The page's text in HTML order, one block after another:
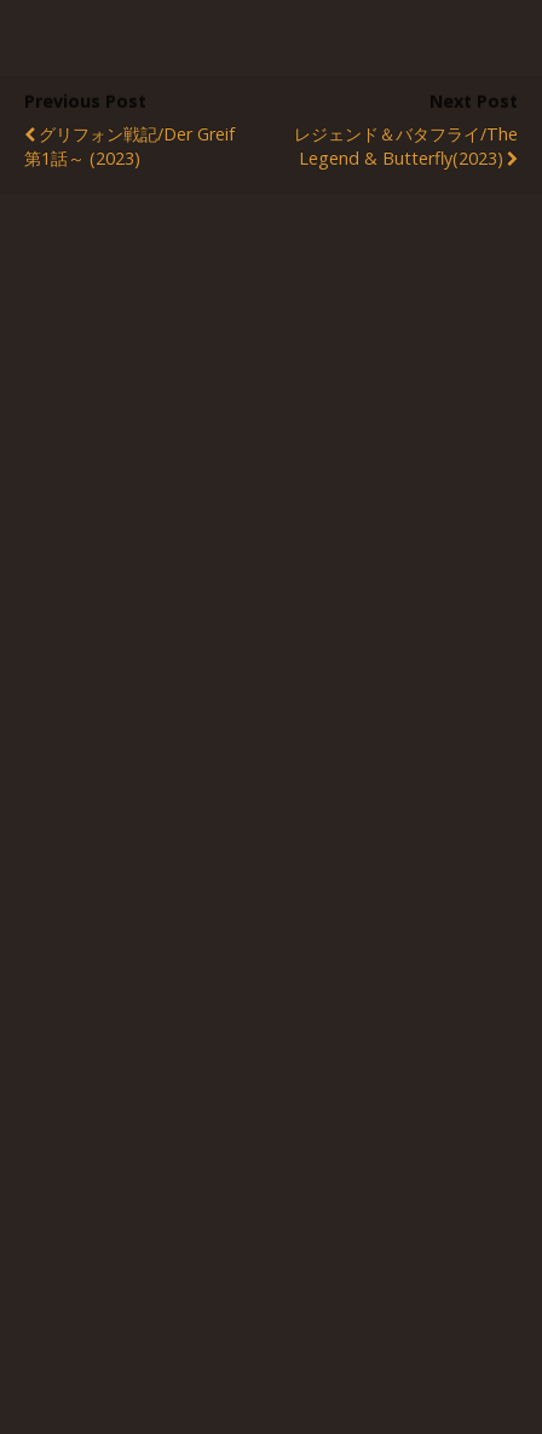
Previous Post
グリフォン戦記/Der Greif
第1話～ (2023)
Next Post
レジェンド＆バタフライ/The
Legend & Butterfly(2023)